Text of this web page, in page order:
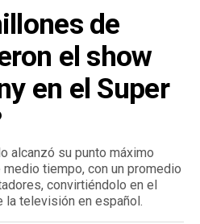
de
el show
en el Super
alcanzó su punto máximo
tiempo, con un promedio
convirtiéndolo en el
la televisión en español.